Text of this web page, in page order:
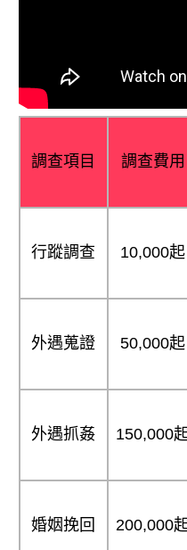
調查項目 調查費用
行蹤調查 10,000起
外遇蒐證 50,000起
外遇抓姦 150,000
婚姻挽回 200,000